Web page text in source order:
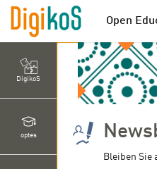
Open
DigikoS
optes
Bleiben Sie